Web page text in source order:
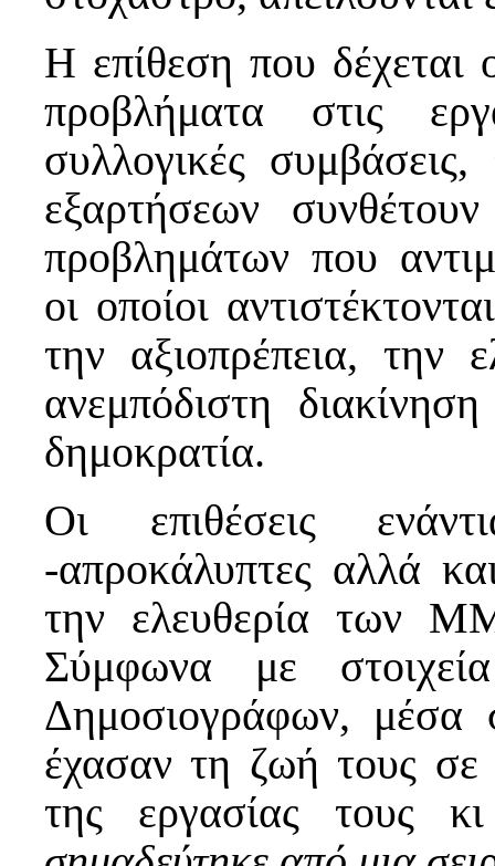
Η επίθεση που δέχεται
προβλήματα στις
συλλογικές
εξαρτήσεων
προβλημάτων που
οι οποίοι
την αξιοπρέπεια, την
ανεμπόδιστη
δημοκρατία.
Οι επιθέσεις
-απροκάλυπτες αλλά
την ελευθερία των
Σύμφωνα με
Δημοσιογράφων, μέσα
έχασαν τη ζωή τους σε
της εργασίας τους